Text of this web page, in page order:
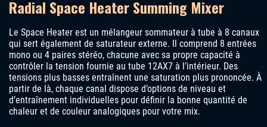
Radial Space Heater Summing Mixer
Le Space Heater est un mélangeur sommateur à tube à 8 canaux
qui sert également de saturateur externe. Il comprend 8 entrées
mono ou 4 paires stéréo, chacune avec sa propre capacité à
contrôler la tension fournie au tube 12AX7 à l’intérieur. Des
tensions plus basses entraînent une saturation plus prononcée. À
partir de là, chaque canal dispose d’options de niveau et
d’entraînement individuelles pour définir la bonne quantité de
chaleur et de couleur analogiques pour votre mix.